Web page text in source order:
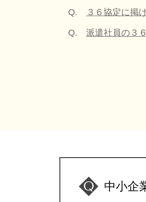
Q. ３６協定に掲
Q. 派遣社員の３
中小企